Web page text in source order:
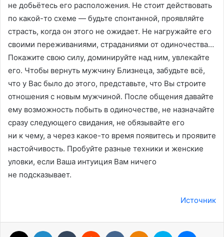
не добьётесь его расположения. Не стоит действовать
по какой-то схеме — будьте спонтанной, проявляйте
страсть, когда он этого не ожидает. Не нагружайте его
своими переживаниями, страданиями от одиночества…
Покажите свою силу, доминируйте над ним, увлекайте
его. Чтобы вернуть мужчину Близнеца, забудьте всё,
что у Вас было до этого, представьте, что Вы строите
отношения с новым мужчиной. После общения давайте
ему возможность побыть в одиночестве, не назначайте
сразу следующего свидания, не обязывайте его
ни к чему, а через какое-то время появитесь и проявите
настойчивость. Пробуйте разные техники и женские
уловки, если Ваша интуиция Вам ничего
не подсказывает.
Источник